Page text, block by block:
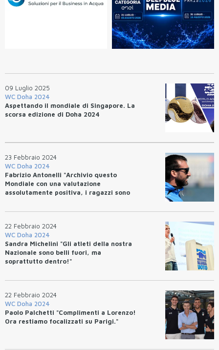
09 Luglio 2025
WC Doha 2024
Aspettando il mondiale di Singapore. La
scorsa edizione di Doha 2024
23 Febbraio 2024
WC Doha 2024
Fabrizio Antonelli "Archivio questo
Mondiale con una valutazione
assolutamente positiva, i ragazzi sono
dell'Olimpiade."
22 Febbraio 2024
WC Doha 2024
Sandra Michelini "Gli atleti della nostra
Nazionale sono belli fuori, ma
soprattutto dentro!"
22 Febbraio 2024
WC Doha 2024
Paolo Palchetti "Complimenti a Lorenzo!
Ora restiamo focalizzati su Parigi."